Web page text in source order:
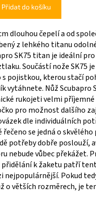
Přidat do košíku
dlouhou čepelí a od
z lehkého titanu
SK75 titan je ideální
Součástí nože SK75
pojistkou, kterou stačí
vytáhnete. Nůž Scubapro
rukojeti velmi příjemné
pro možnost dalšího
dle individuálních
se jedná o
potřeby dobře poslouží,
nebude vůbec překážet.
přidělání k žaketu patří
nejpopulárnější. Pokud
o větších rozměrech, je